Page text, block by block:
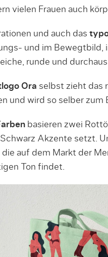
vielen Frauen auch
und auch das
und im Bewegtbild,
runde und
Ora selbst zieht das
und wird so selber zum
basieren zwei
Akzente setzt.
auf dem Markt der
Ton findet.